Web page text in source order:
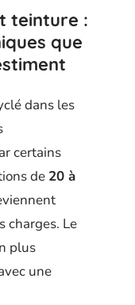
teinture :
que
dans les
certains
de 20 à
charges. Le
plus
une